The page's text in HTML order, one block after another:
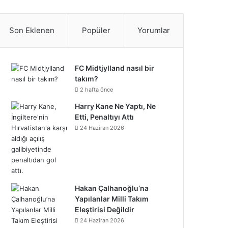
o
o
k
e
r
r
e
s
t
d
n
b
r
s
t
a
r
a
m
o
t
i
y
T
o
r
e
o
n
Son Eklenen Popüler Yorumlar
FC Midtjylland nasıl bir
takım?
2 hafta önce
Harry Kane Ne Yaptı, Ne
Etti, Penaltıyı Attı
24 Haziran 2026
Hakan Çalhanoğlu’na
Yapılanlar Milli Takım
Eleştirisi Değildir
24 Haziran 2026